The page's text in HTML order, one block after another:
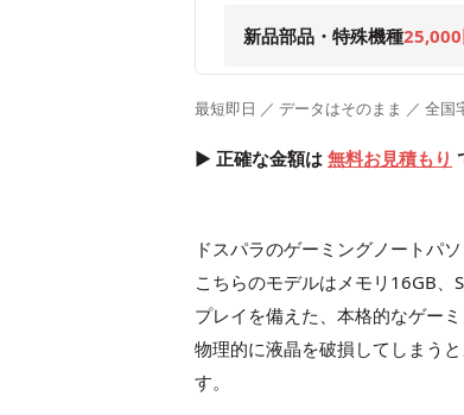
新品部品・特殊機種
最短即日 ／ データはそのまま ／ 全国
▶ 正確な金額は 無料お見積もり
ドスパラのゲーミングノートパ
こちらのモデルはメモリ16GB
プレイを備えた、本格的なゲーミ
物理的に液晶を破損してしまう
す。